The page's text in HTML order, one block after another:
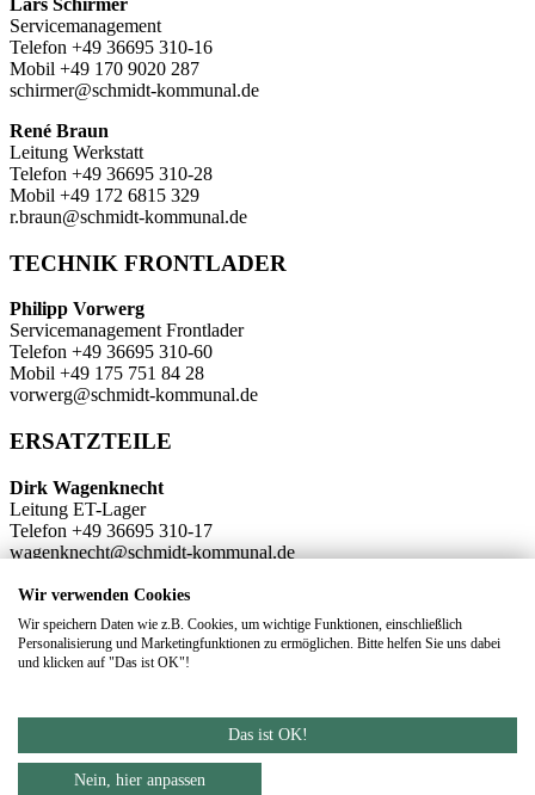
Lars Schirmer
Servicemanagement
Telefon +49 36695 310-16
Mobil +49 170 9020 287
schirmer@schmidt-kommunal.de
René Braun
Leitung Werkstatt
Telefon +49 36695 310-28
Mobil +49 172 6815 329
r.braun@schmidt-kommunal.de
TECHNIK FRONTLADER
Philipp Vorwerg
Servicemanagement Frontlader
Telefon +49 36695 310-60
Mobil +49 175 751 84 28
vorwerg@schmidt-kommunal.de
ERSATZTEILE
Dirk Wagenknecht
Leitung ET-Lager
Telefon +49 36695 310-17
wagenknecht@schmidt-kommunal.de
Katrin Rüger
ET-Lager
Telefon +49 36695 310-37
k.rueger@schmidt-kommunal.de
DATENSCHUTZ
IMPRESSUM
Wir verwenden Cookies
Wir speichern Daten wie z.B. Cookies, um wichtige Funktionen, einschließlich
Personalisierung und Marketingfunktionen zu ermöglichen. Bitte helfen Sie uns dabei
und klicken auf "Das ist OK"!
Das ist OK!
Nein, hier anpassen